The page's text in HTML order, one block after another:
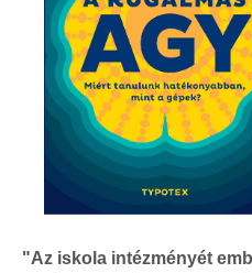
"Az iskola intézményét